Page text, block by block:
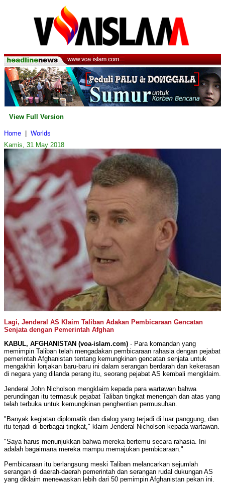
View Full Version
Home
Worlds
Kamis, 31 May 2018
Lagi, Jenderal AS Klaim Taliban Adakan Pembicaraan Gencatan
Senjata dengan Pemerintah Afghan
KABUL, AFGHANISTAN (voa-islam.com) - Para komandan yang
memimpin Taliban telah mengadakan pembicaraan rahasia dengan pejabat
pemerintah Afghanistan tentang kemungkinan gencatan senjata untuk
mengakhiri lonjakan baru-baru ini dalam serangan berdarah dan kekerasan
di negara yang dilanda perang itu, seorang pejabat AS kembali mengklaim.
Jenderal John Nicholson mengklaim kepada para wartawan bahwa
perundingan itu termasuk pejabat Taliban tingkat menengah dan atas yang
telah terbuka untuk kemungkinan penghentian permusuhan.
"Banyak kegiatan diplomatik dan dialog yang terjadi di luar panggung, dan
itu terjadi di berbagai tingkat," klaim Jenderal Nicholson kepada wartawan.
"Saya harus menunjukkan bahwa mereka bertemu secara rahasia. Ini
adalah bagaimana mereka mampu memajukan pembicaraan."
Pembicaraan itu berlangsung meski Taliban melancarkan sejumlah
serangan di daerah-daerah pemerintah dan serangan rudal dukungan AS
yang diklaim menewaskan lebih dari 50 pemimpin Afghanistan pekan ini.